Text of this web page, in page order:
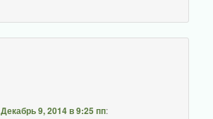
Декабрь 9, 2014 в 9:25 пп: